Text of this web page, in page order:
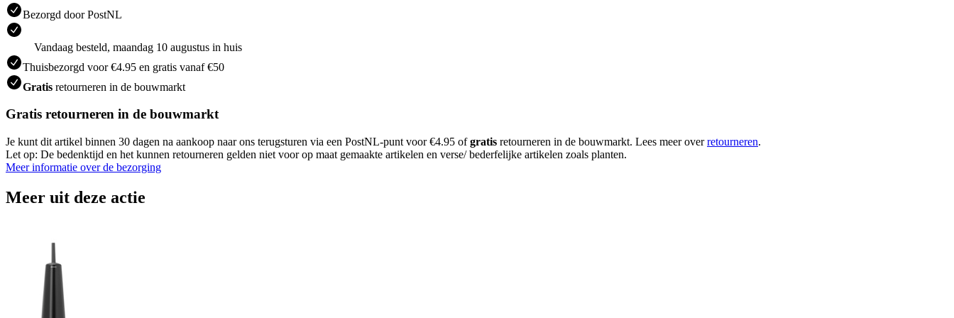
Bezorgd door PostNL
Vandaag besteld, maandag 10 augustus in huis
Thuisbezorgd voor €4.95 en gratis vanaf €50
Gratis retourneren in de bouwmarkt
Gratis retourneren in de bouwmarkt
Je kunt dit artikel binnen 30 dagen na aankoop naar ons terugsturen via een PostNL-punt voor €4.95 ofgratis retourneren in de bouwmarkt. Lees meer overretourneren.
Let op: De bedenktijd en het kunnen retourneren gelden niet voor op maat gemaakte artikelen en verse/ bederfelijke artikelen zoals planten.
Meer informatie over de bezorging
Meer uit deze actie